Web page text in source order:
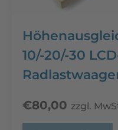
10/-20/-30
€80,00 zzgl.